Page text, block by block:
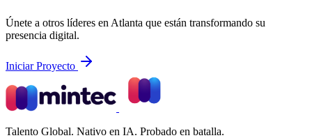
Únete a otros líderes en Atlanta que están transformando su
presencia digital.
Iniciar Proyecto
Talento Global. Nativo en IA. Probado en batalla.